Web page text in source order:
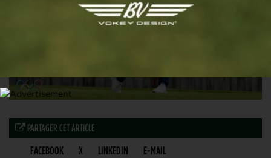
PARTAGER CET ARTICLE
FACEBOOK X LINKEDIN E-MAIL